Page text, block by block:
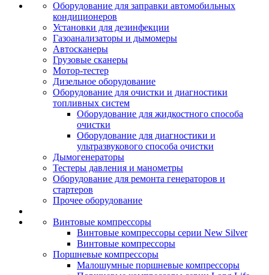
Оборудование для заправки автомобильных
кондиционеров
Установки для дезинфекции
Газоанализаторы и дымомеры
Автосканеры
Грузовые сканеры
Мотор-тестер
Дизельное оборудование
Оборудование для очистки и диагностики
топливных систем
Оборудование для жидкостного способа
очистки
Оборудование для диагностики и
ультразвукового способа очистки
Дымогенераторы
Тестеры давления и манометры
Оборудование для ремонта генераторов и
стартеров
Прочее оборудование
Винтовые компрессоры
Винтовые компрессоры серии New Silver
Винтовые компрессоры
Поршневые компрессоры
Малошумные поршневые компрессоры